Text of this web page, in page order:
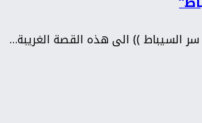
السيباط )) الى هذه القصة الغريبة…